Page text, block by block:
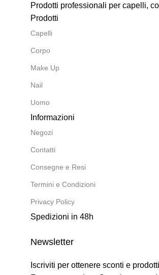
Prodotti professionali per capelli,
Prodotti
Capelli
Corpo
Make Up
Nail
Uomo
Informazioni
Negozi
Contatti
Consegne e Resi
Termini e Condizioni
Privacy Policy
Spedizioni in 48h
Newsletter
Iscriviti per ottenere sconti e